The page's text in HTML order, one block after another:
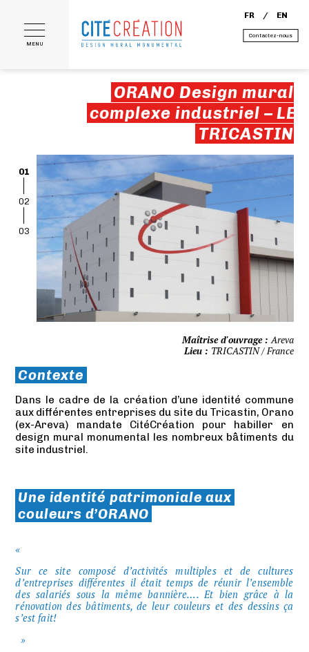
MENU
Contactez-nous
FR EN
ORANO Design mural
complexe industriel – LE
TRICASTIN
Contexte
Dans le cadre de la création d’une identité commune
aux différentes entreprises du site du Tricastin, Orano
(ex-Areva) mandate CitéCréation pour habiller en
design mural monumental les nombreux bâtiments du
site industriel.
Une identité patrimoniale aux
couleurs d’ORANO
Sur ce site composé d’activités multiples et de cultures
d’entreprises différentes il était temps de réunir l’ensemble
des salariés sous la même bannière…. Et bien grâce à la
rénovation des bâtiments, de leur couleurs et des dessins ça
s’est fait!
01
02
03
Maîtrise d'ouvrage :Areva
Lieu : TRICASTIN / France